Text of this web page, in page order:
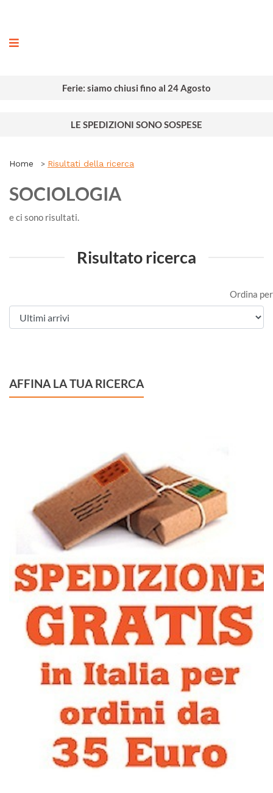
Ferie: siamo chiusi fino al 24 Agosto
LE SPEDIZIONI SONO SOSPESE
Home Risultati della ricerca
SOCIOLOGIA
e ci sono risultati.
Risultato ricerca
AFFINA LA TUA RICERCA
Ordina per